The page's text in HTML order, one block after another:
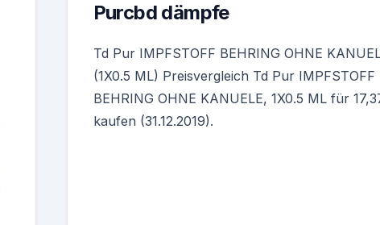
Purcbd dämpfe
Td Pur IMPFSTOFF BEHRING OHNE
(1X0.5 ML) Preisvergleich Td Pur IMPFSTOFF
BEHRING OHNE KANUELE, 1X0.5 ML für
kaufen (31.12.2019).